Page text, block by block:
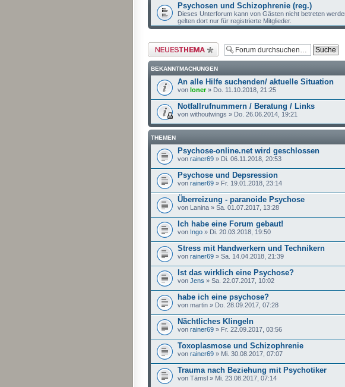
Psychosen und Schizophrenie (reg.)
Dieses Unterforum kann von Gästen nicht betreten
gelten dort nur für registrierte Mitglieder.
Neues Thema erstellen
BEKANNTMACHUNGEN
An alle Hilfe suchenden/ aktuelle Situation
von loner» Do. 11.10.2018, 21:25
Notfallrufnummern / Beratung / Links
von withoutwings » Do. 26.06.2014, 19:21
THEMEN
Psychose-online.net wird geschlossen
von rainer69 » Di. 06.11.2018, 20:53
Psychose und Depsression
von rainer69 » Fr. 19.01.2018, 23:14
Überreizung - paranoide Psychose
von Lanina » Sa. 01.07.2017, 13:28
Ich habe eine Forum gebaut!
von Ingo » Di. 20.03.2018, 19:50
Stress mit Handwerkern und Technikern
von rainer69 » Sa. 14.04.2018, 21:39
Ist das wirklich eine Psychose?
von Jens » Sa. 22.07.2017, 10:02
habe ich eine psychose?
von martin » Do. 28.09.2017, 07:28
Nächtliches Klingeln
von rainer69 » Fr. 22.09.2017, 03:56
Toxoplasmose und Schizophrenie
von rainer69 » Mi. 30.08.2017, 07:07
Trauma nach Beziehung mit Psychotiker
von Tämsl » Mi. 23.08.2017, 07:14